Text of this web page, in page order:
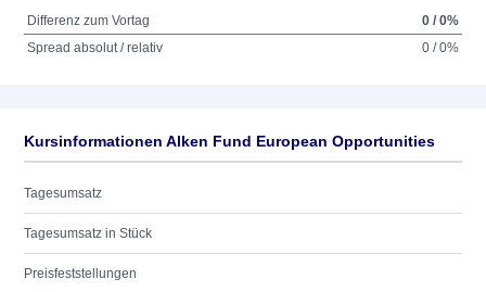
Differenz zum Vortag
0 / 0%
Spread absolut / relativ
0 / 0%
Kursinformationen Alken Fund European Opportunities
Tagesumsatz
Tagesumsatz in Stück
Preisfeststellungen